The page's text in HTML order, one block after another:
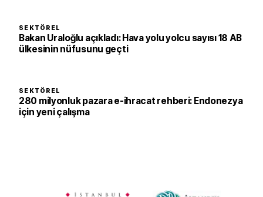
SEKTÖREL
Bakan Uraloğlu açıkladı: Hava yolu yolcu sayısı 18 AB
ülkesinin nüfusunu geçti
SEKTÖREL
280 milyonluk pazara e-ihracat rehberi: Endonezya
için yeni çalışma